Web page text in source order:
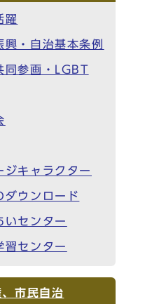
躍
興・自治基本条例
同参画・LGBT
ジキャラクター
ダウンロード
いセンター
習センター
市民自治